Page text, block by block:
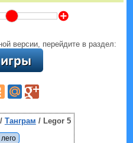
Z
версии, перейдите в раздел:
Танграм / Legor 5
лего